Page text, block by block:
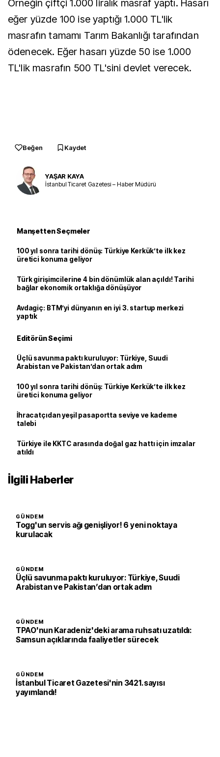
Örneğin çiftçi 1.000 liralık masraf yaptı. Hasarı
eğer yüzde 100 ise yaptığı 1.000 TL'lik
masrafın tamamı Tarım Bakanlığı tarafından
ödenecek. Eğer hasarı yüzde 50 ise 1.000
TL'lik masrafın 500 TL'sini devlet verecek.
Beğen Kaydet
YAŞAR KAYA
İstanbul Ticaret Gazetesi – Haber Müdürü
Manşetten Seçmeler
100 yıl sonra tarihi dönüş: Türkiye Kerkük’te ilk kez
üretici konuma geliyor
Türk girişimcilerine 4 bin dönümlük alan açıldı! Tarihi
bağlar ekonomik ortaklığa dönüşüyor
Avdagiç: BTM’yi dünyanın en iyi 3. startup merkezi
yaptık
Editörün Seçimi
Üçlü savunma paktı kuruluyor: Türkiye, Suudi
Arabistan ve Pakistan’dan ortak adım
100 yıl sonra tarihi dönüş: Türkiye Kerkük’te ilk kez
üretici konuma geliyor
İhracatçıdan yeşil pasaportta seviye ve kademe
talebi
Türkiye ile KKTC arasında doğal gaz hattı için imzalar
atıldı
İlgili Haberler
GÜNDEM
Togg'un servis ağı genişliyor! 6 yeni noktaya
kurulacak
GÜNDEM
Üçlü savunma paktı kuruluyor: Türkiye, Suudi
Arabistan ve Pakistan’dan ortak adım
GÜNDEM
TPAO'nun Karadeniz'deki arama ruhsatı uzatıldı:
Samsun açıklarında faaliyetler sürecek
GÜNDEM
İstanbul Ticaret Gazetesi'nin 3421. sayısı
yayımlandı!